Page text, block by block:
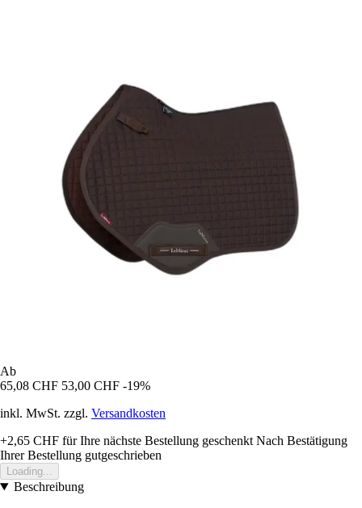
Ab
65,08 CHF 53,00 CHF -19%
inkl. MwSt. zzgl. Versandkosten
+2,65 CHF für Ihre nächste Bestellung geschenkt Nach Bestätigung
Ihrer Bestellung gutgeschrieben
Loading...
Beschreibung